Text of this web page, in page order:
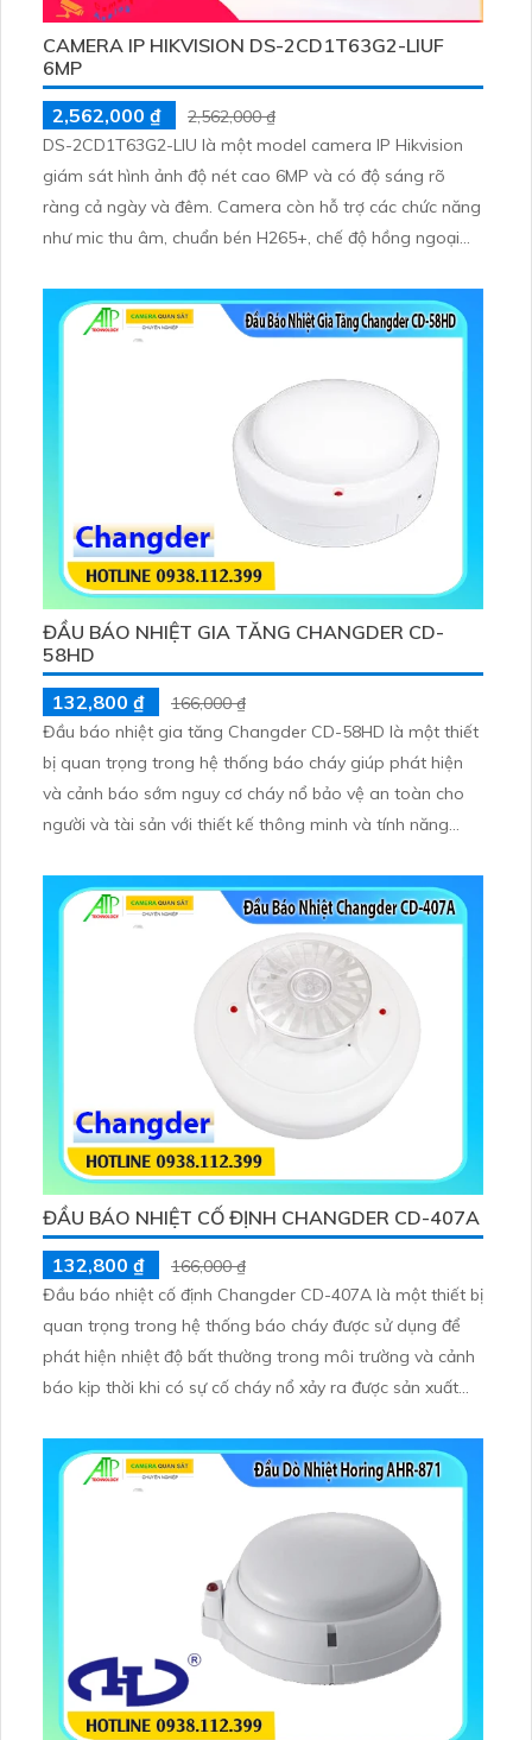
CAMERA IP HIKVISION DS-2CD1T63G2-LIUF
6MP
2,562,000 ₫
2,562,000 ₫
DS-2CD1T63G2-LIU là một model camera IP Hikvision
giám sát hình ảnh độ nét cao 6MP và có độ sáng rõ
ràng cả ngày và đêm. Camera còn hỗ trợ các chức năng
như mic thu âm, chuẩn bén H265+, chế độ hồng ngoại
sát và bảo vệ an ninh hiệu quả.
ĐẦU BÁO NHIỆT GIA TĂNG CHANGDER CD-
58HD
132,800 ₫
166,000 ₫
Đầu báo nhiệt gia tăng Changder CD-58HD là một thiết
bị quan trọng trong hệ thống báo cháy giúp phát hiện
và cảnh báo sớm nguy cơ cháy nổ bảo vệ an toàn cho
người và tài sản với thiết kế thông minh và tính năng
dựng tin tưởng sử dụng
ĐẦU BÁO NHIỆT CỐ ĐỊNH CHANGDER CD-407A
132,800 ₫
166,000 ₫
Đầu báo nhiệt cố định Changder CD-407A là một thiết bị
quan trọng trong hệ thống báo cháy được sử dụng để
phát hiện nhiệt độ bất thường trong môi trường và cảnh
báo kịp thời khi có sự cố cháy nổ xảy ra được sản xuất
cấp các thiết bị an toàn bảo vệ trong lĩnh vực phòng
cháy chữa cháy.